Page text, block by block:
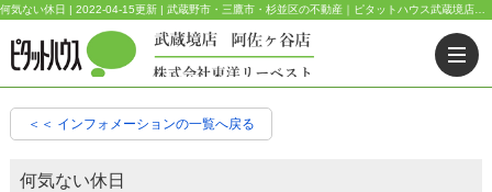
＜＜ インフォメーションの一覧へ戻る
何気ない休日